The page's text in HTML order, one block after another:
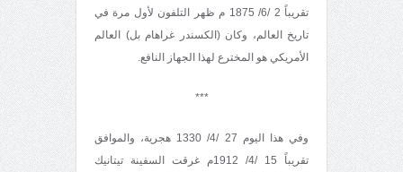
تقريباً 2 /6/ 1875 م ظهر التلفون لأول مرة في
تاريخ العالم، وكان (الكسندر غراهام بل) العالم
الأمريكي هو المخترع لهذا الجهاز النافع.
***
وفي هذا اليوم 27 /4/ 1330 هجرية، والموافق
تقريباً 15 /4/ 1912م غرقت السفينة تيتانيك